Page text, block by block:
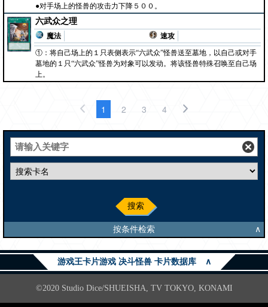
●对手场上的怪兽的攻击力下降５００。
六武众之理
魔法
速攻
①：将自己场上的１只表侧表示“六武众”怪兽送至墓地，以自己或对手
墓地的１只“六武众”怪兽为对象可以发动。将该怪兽特殊召唤至自己场
上。
1 2 3 4
搜索
按条件检索 ∧
游戏王卡片游戏 决斗怪兽 卡片数据库 ∧
©2020 Studio Dice/SHUEISHA, TV TOKYO, KONAMI